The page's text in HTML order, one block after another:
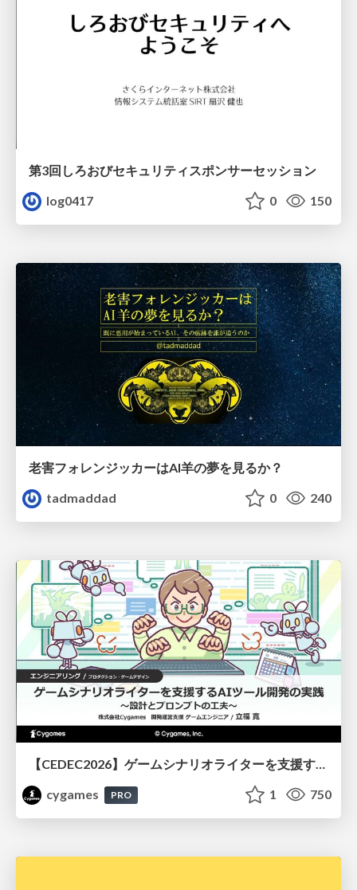
第3回しろおびセキュリティスポンサーセッション
log0417
0 150
老害フォレンジッカーはAI羊の夢を見るか？
tadmaddad
0 240
【CEDEC2026】ゲームシナリオライターを支援するAIツール開発の実践 ― 設計とプロンプトの工夫 ―
cygames
PRO 1 750